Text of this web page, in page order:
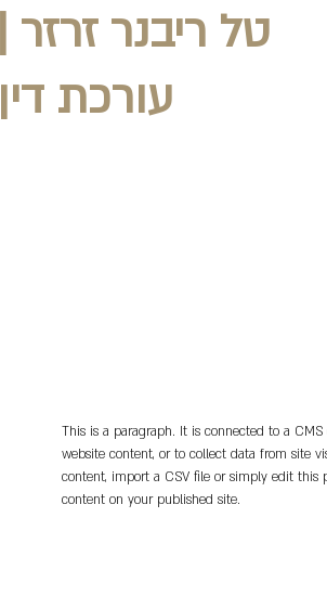
טל ריבנר זרזר |
עורכת דין
This is a paragraph. It is connected to a
website content, or to collect data from site
content, import a CSV file or simply edit this
content on your published site.